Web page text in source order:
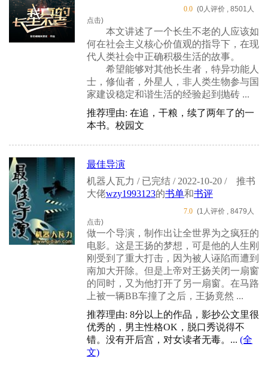
0.0 (0人评价 , 8501人
点击)
本文讲述了一个长生不老的人应该如
何在社会主义核心价值观的指导下，在现
代人类社会中正确积极生活的故事。
希望能够对其他长生者，特异功能人
士，修仙者，外星人，非人类生物参与国
家建设稳定和谐生活的经验起到抛砖 ...
推荐理由: 在追，干粮，续了两年了的一
本书。校园文
最佳导演
机器人瓦力 / 已完结 / 2022-10-20 /
推书
大佬wzy1993123的书单和书评
7.0 (1人评价 , 8479人
点击)
做一个导演，制作出让全世界为之疯狂的
电影。这是王扬的梦想，可是他的人生刚
刚受到了重大打击，因为被人诬陷而遭到
南加大开除。但是上帝对王扬关闭一扇窗
的同时，又为他打开了另一扇窗。在马路
上被一辆BB车撞了之后，王扬竟然 ...
推荐理由: 8分以上的作品，影抄公文里很
优秀的，男主性格OK，脱口秀说得不
错。没有开后宫，对女读者无毒。... (全
文)